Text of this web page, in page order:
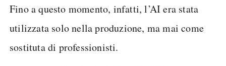
Fino a questo momento, infatti, l’AI era stata
utilizzata solo nella produzione, ma mai come
sostituta di professionisti.